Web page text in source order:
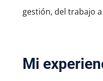
gestión, del trabajo
Mi